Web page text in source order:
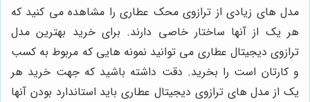
مدل های زیادی از ترازوی محک عطاری را مشاهده می کنید که
هر یک از آنها ساختار خاصی دارند. برای خرید بهترین مدل
ترازوی دیجیتال عطاری می توانید نمونه هایی که مربوط به کسب
و کارتان است را بخرید. دقت داشته باشید که جهت خرید هر
یک از مدل های ترازوی دیجیتال عطاری باید استاندارد بودن آنها